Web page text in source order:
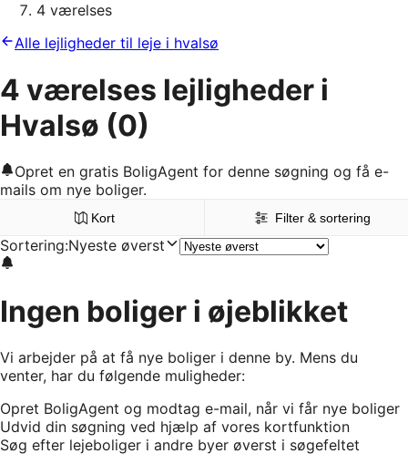
4 værelses
Alle lejligheder til leje i hvalsø
4 værelses lejligheder i
Hvalsø (0)
Opret en gratis BoligAgent for denne søgning og få e-
mails om nye boliger.
Kort Filter & sortering
Sortering:Nyeste øverst
Ingen boliger i øjeblikket
Vi arbejder på at få nye boliger i denne by. Mens du
venter, har du følgende muligheder:
Opret BoligAgent og modtag e-mail, når vi får nye boliger
Udvid din søgning ved hjælp af vores kortfunktion
Søg efter lejeboliger i andre byer øverst i søgefeltet